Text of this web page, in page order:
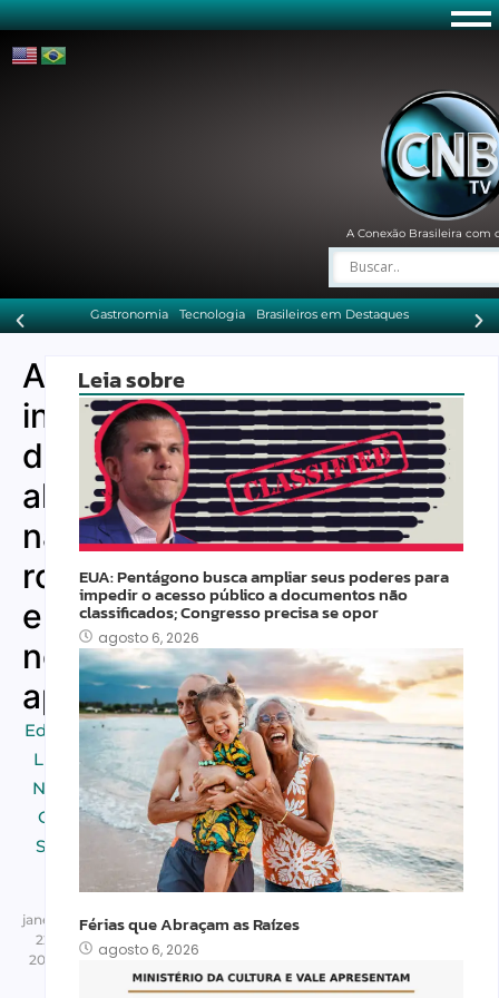
A Conexão Brasileira com
Gastronomia Tecnologia Brasileiros em Destaques
A
influência
da
alimentação
na
rotina
e
no
aprendizado
Educação,
Lifestyle,
Notícias
Outros,
Saúde e
Estar
janeiro
22,
2026
Leia sobre
EUA: Pentágono busca ampliar seus poderes para
impedir o acesso público a documentos não
classificados; Congresso precisa se opor
agosto 6, 2026
Férias que Abraçam as Raízes
agosto 6, 2026